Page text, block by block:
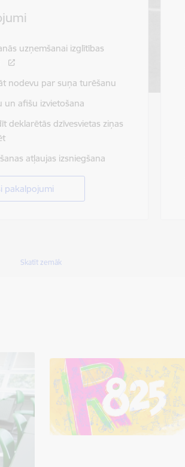
uzņemšanai izglītības
nodevu par suņa turēšanu
un afišu izvietošana
deklarētās dzīvesvietas ziņas
atļaujas izsniegšana
pakalpojumi
Skatīt zemāk